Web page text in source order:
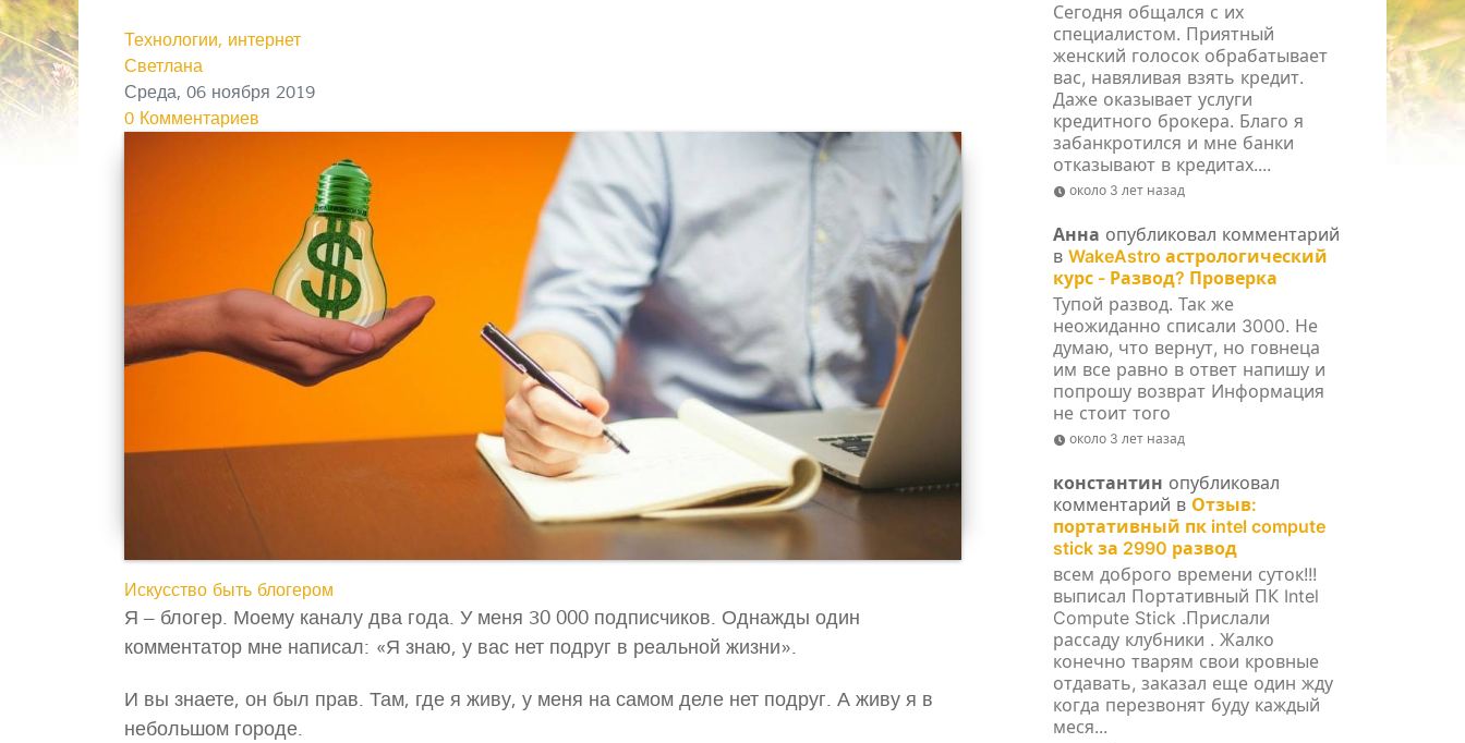
Технологии, интернет
Светлана
Среда, 06 ноября 2019
0 Комментариев
Искусство быть блогером
Я – блогер. Моему каналу два года. У меня 30 000 подписчиков. Однажды один
комментатор мне написал: «Я знаю, у вас нет подруг в реальной жизни».
И вы знаете, он был прав. Там, где я живу, у меня на самом деле нет подруг. А живу я в
небольшом городе.
Сегодня общался с их
специалистом. Приятный
женский голосок обрабатывает
вас, навяливая взять кредит.
Даже оказывает услуги
кредитного брокера. Благо я
забанкротился и мне банки
отказывают в кредитах....
около 3 лет назад
Анна опубликовал комментарий
в WakeAstro астрологический
курс - Развод? Проверка
Тупой развод. Так же
неожиданно списали 3000. Не
думаю, что вернут, но говнеца
им все равно в ответ напишу и
попрошу возврат Информация
не стоит того
около 3 лет назад
константин опубликовал
комментарий в Отзыв:
портативный пк intel compute
stick за 2990 развод
всем доброго времени суток!!!
выписал Портативный ПК Intel
Compute Stick .Прислали
рассаду клубники . Жалко
конечно тварям свои кровные
отдавать, заказал еще один жду
когда перезвонят буду каждый
меся...